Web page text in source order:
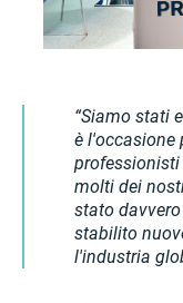
Siamo stati
è l'occasione
molti dei
stato
stabilito
l'industria